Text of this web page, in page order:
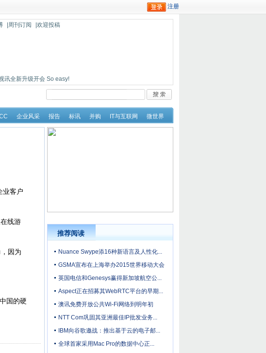
|周刊订阅 |欢迎投稿
讯全新升级开会 So easy!
企业风采 报告 标讯 并购 IT与互联网 微世界
业客户
线游
因为
国的硬
推荐阅读
Nuance Swype添16种新语言及人性化...
GSMA宣布在上海举办2015世界移动大会
英国电信和Genesys赢得新加坡航空公...
Aspect正在招募其WebRTC平台的早期...
澳讯免费开放公共Wi-Fi网络到明年初
NTT Com巩固其亚洲最佳IP批发业务...
IBM向谷歌邀战：推出基于云的电子邮...
全球首家采用Mac Pro的数据中心正...